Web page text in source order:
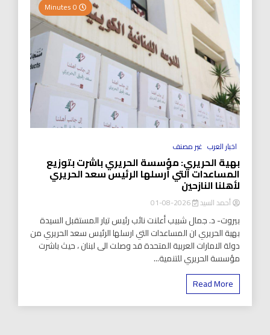
اخبار العرب غير مصنف
بهية الحريري: مؤسسة الحريري باشرت بتوزيع
المساعدات التي أرسلها الرئيس سعد الحريري
لأهلنا النازحين
أحمد السيد 2026-08-01
بيروت- د. جمال شبيب أعلنت نائب رئيس تيار المستقبل السيدة
بهية الحريري ان المساعدات التي ارسلها الرئيس سعد الحريري من
دولة الامارات العربية المتحدة قد وصلت الى لبنان ، حيث باشرت
مؤسسة الحريري للتنمية...
Read More